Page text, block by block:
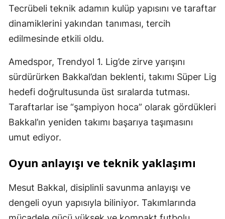
Tecrübeli teknik adamın kulüp yapısını ve taraftar
dinamiklerini yakından tanıması, tercih
edilmesinde etkili oldu.
Amedspor, Trendyol 1. Lig’de zirve yarışını
sürdürürken Bakkal’dan beklenti, takımı Süper Lig
hedefi doğrultusunda üst sıralarda tutması.
Taraftarlar ise “şampiyon hoca” olarak gördükleri
Bakkal’ın yeniden takımı başarıya taşımasını
umut ediyor.
Oyun anlayışı ve teknik yaklaşımı
Mesut Bakkal, disiplinli savunma anlayışı ve
dengeli oyun yapısıyla biliniyor. Takımlarında